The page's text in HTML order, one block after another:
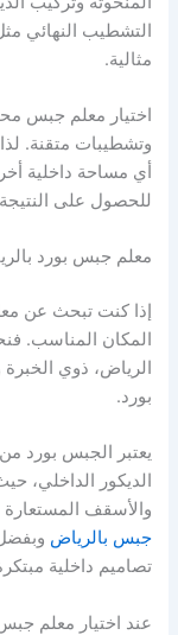
التشطيب النهائي
مثالية.
اختيار معلم جبس
وتشطيبات متقنة.
أي مساحة داخلية
للحصول على النتيجة
معلم جبس بورد
إذا كنت تبحث عن
المكان المناسب.
الرياض، ذوي
بورد.
يعتبر الجبس بورد
الديكور الداخلي،
والأسقف المستعارة
جبس بالرياض
تصاميم داخلية
عند اختيار معلم